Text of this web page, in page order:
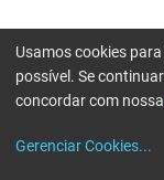
Usamos cookies
possível. Se
concordar com nossa
Gerenciar Cookies...
Erro ao enviar